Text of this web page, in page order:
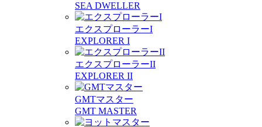
SEA DWELLER
エクスプローラーI
EXPLORER I
エクスプローラーII
EXPLORER II
GMTマスター
GMT MASTER